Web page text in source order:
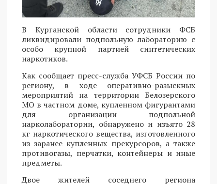
В Курганской области сотрудники ФСБ
ликвидировали подпольную лабораторию с
особо крупной партией синтетических
наркотиков.
Как сообщает пресс-служба УФСБ России по
региону, в ходе оперативно-разыскных
мероприятий на территории Белозерского
МО в частном доме, купленном фигурантами
для организации подпольной
нарколаборатории, обнаружено и изъято 28
кг наркотического вещества, изготовленного
из заранее купленных прекурсоров, а также
противогазы, перчатки, контейнеры и иные
предметы.
Двое жителей соседнего региона